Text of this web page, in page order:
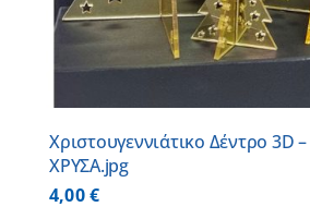
Χριστουγεννιάτικο Δέντρο 3D –
ΧΡΥΣΑ.jpg
4,00€